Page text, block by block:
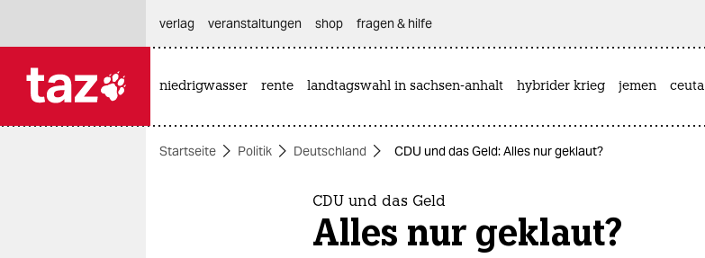
themen
verlag
veranstaltungen shop fragen & hilfe
niedrigwasser rente landtagswahl in sachsen-anhalt hybrider krieg jemen ceuta
Startseite Politik Deutschland CDU und das Geld: Alles nur geklaut?
CDU und das Geld
Alles nur geklaut?